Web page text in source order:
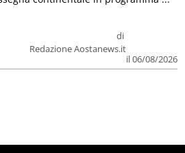
di
Redazione Aostanews.it
il 06/08/2026